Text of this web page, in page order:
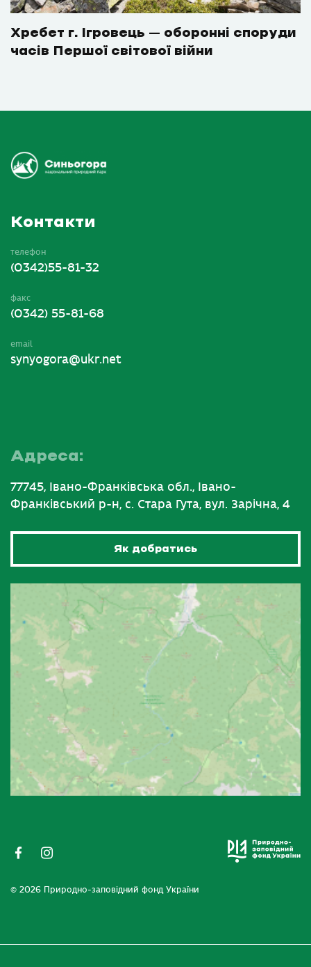
Хребет г. Ігровець – оборонні споруди
часів Першої світової війни
Контакти
телефон
(0342)55-81-32
факс
(0342) 55-81-68
email
synyogora@ukr.net
Адреса:
77745, Івано-Франківська обл., Івано-
Франківський р-н, с. Стара Гута, вул. Зарічна, 4
Як добратись
© 2026 Природно-заповідний фонд України